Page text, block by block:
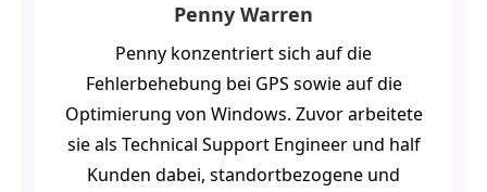
Penny Warren
Penny konzentriert sich auf die
Fehlerbehebung bei GPS sowie auf die
Optimierung von Windows. Zuvor arbeitete
sie als Technical Support Engineer und half
Kunden dabei, standortbezogene und